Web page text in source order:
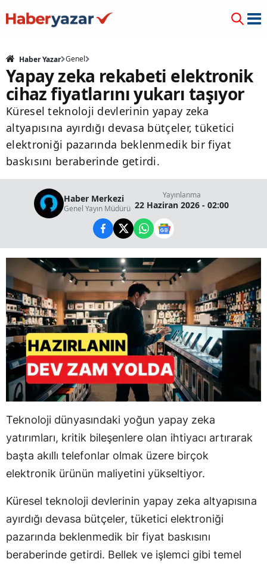
Haber Yazar Genel
Yapay zeka rekabeti elektronik
cihaz fiyatlarını yukarı taşıyor
Küresel teknoloji devlerinin yapay zeka
altyapısına ayırdığı devasa bütçeler, tüketici
elektroniği pazarında beklenmedik bir fiyat
baskısını beraberinde getirdi.
Haber Merkezi
Genel Yayın Müdürü
Yayınlanma
22 Haziran 2026 - 02:00
Teknoloji dünyasındaki yoğun yapay zeka
yatırımları, kritik bileşenlere olan ihtiyacı artırarak
başta akıllı telefonlar olmak üzere birçok
elektronik ürünün maliyetini yükseltiyor.
Küresel teknoloji devlerinin yapay zeka altyapısına
ayırdığı devasa bütçeler, tüketici elektroniği
pazarında beklenmedik bir fiyat baskısını
beraberinde getirdi. Bellek ve işlemci gibi temel